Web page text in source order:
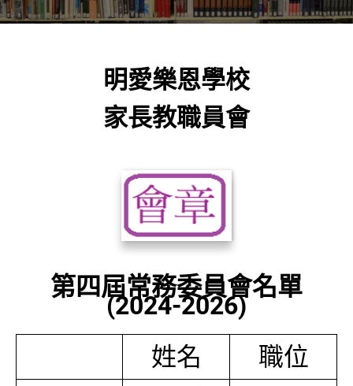
明愛樂恩學校
家長教職員會
第四屆常務委員會名單
(2024-2026)
姓名
職位